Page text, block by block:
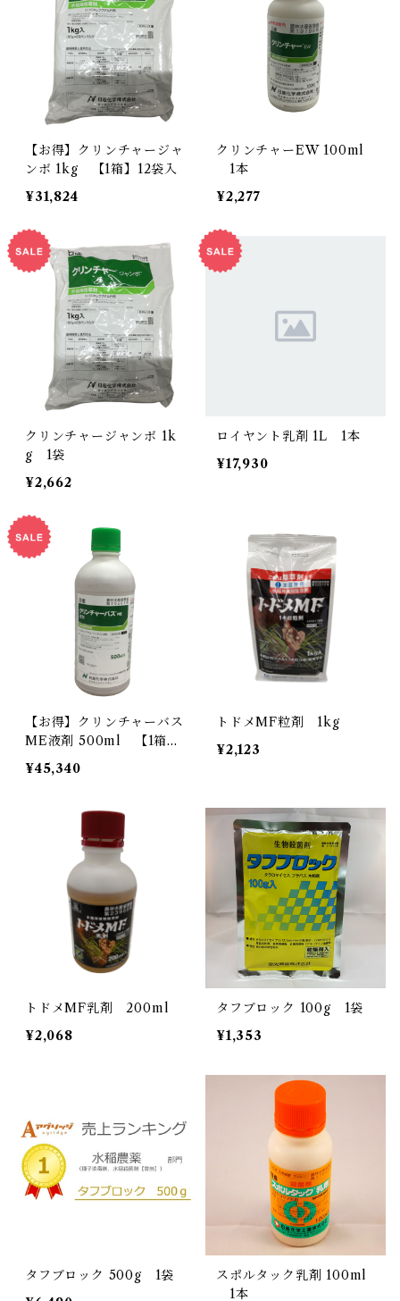
【お得】クリンチャージャ
ンボ 1kg 【1箱】12袋入
¥31,824
クリンチャーEW 100ml
1本
¥2,277
クリンチャージャンボ 1k
g 1袋
¥2,662
ロイヤント乳剤 1L 1本
¥17,930
【お得】クリンチャーバス
ME液剤 500ml 【1箱】
20本入
¥45,340
トドメMF粒剤 1kg
¥2,123
トドメMF乳剤 200ml
¥2,068
タフブロック 100g 1袋
¥1,353
タフブロック 500g 1袋
スポルタック乳剤 100ml
1本